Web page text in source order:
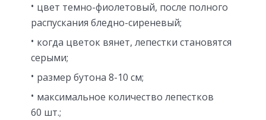
цвет темно-фиолетовый, после полного
распускания бледно-сиреневый;
когда цветок вянет, лепестки становятся
серыми;
размер бутона 8-10 см;
максимальное количество лепестков
60 шт.;